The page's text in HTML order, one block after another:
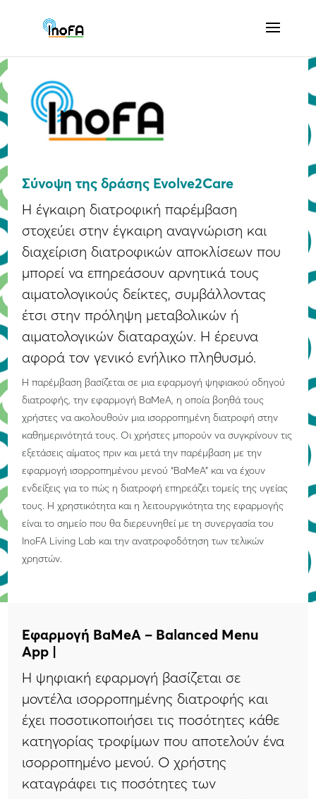
Σύνοψη της δράσης Evolve2Care
Η έγκαιρη διατροφική παρέμβαση
στοχεύει στην έγκαιρη αναγνώριση και
διαχείριση διατροφικών αποκλίσεων που
μπορεί να επηρεάσουν αρνητικά τους
αιματολογικούς δείκτες, συμβάλλοντας
έτσι στην πρόληψη μεταβολικών ή
αιματολογικών διαταραχών. Η έρευνα
αφορά τον γενικό ενήλικο πληθυσμό.
Η παρέμβαση βασίζεται σε μια εφαρμογή ψηφιακού οδηγού
διατροφής, την εφαρμογή BaMeA, η οποία βοηθά τους
χρήστες να ακολουθούν μια ισορροπημένη διατροφή στην
καθημερινότητά τους. Οι χρήστες μπορούν να συγκρίνουν τις
εξετάσεις αίματος πριν και μετά την παρέμβαση με την
εφαρμογή ισορροπημένου μενού “BaMeA” και να έχουν
ενδείξεις για το πώς η διατροφή επηρεάζει τομείς της υγείας
τους. Η χρηστικότητα και η λειτουργικότητα της εφαρμογής
είναι το σημείο που θα διερευνηθεί με τη συνεργασία του
InoFA Living Lab και την ανατροφοδότηση των τελικών
χρηστών.
Εφαρμογή BaMeA – Balanced Menu
App |
Η ψηφιακή εφαρμογή βασίζεται σε
μοντέλα ισορροπημένης διατροφής και
έχει ποσοτικοποιήσει τις ποσότητες κάθε
κατηγορίας τροφίμων που αποτελούν ένα
ισορροπημένο μενού. Ο χρήστης
καταγράφει τις ποσότητες των